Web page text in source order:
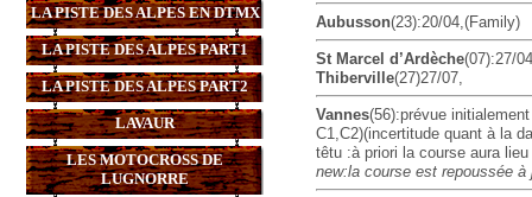
LA PISTE DES ALPES EN DTMX
LA PISTE DES ALPES PART1
LA PISTE DES ALPES PART2
LAVAUR
LES MOTOCROSS DE
LUGNORRE
Aubusson(23):20/04,(Family)
St Marcel d’Ardèche(07):27/
Thiberville(27)27/07,
Vannes(56):prévue
C1,C2)(incertitude quant à la
têtu :à priori la course aura
new:la course est repoussée à